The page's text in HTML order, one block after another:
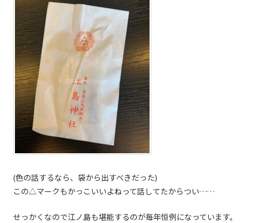
(色の話するなら、袋から出すべきだった)
この△マークもかっこいいよねって話してたからつい……
せっかくなので江ノ島も堪能するのが毎年恒例になっています。